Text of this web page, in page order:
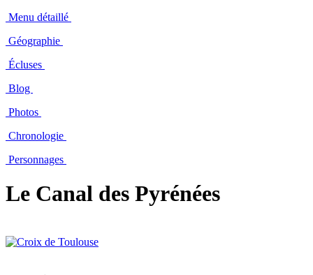
Menu détaillé
Géographie
Écluses
Blog
Photos
Chronologie
Personnages
Le Canal des Pyrénées